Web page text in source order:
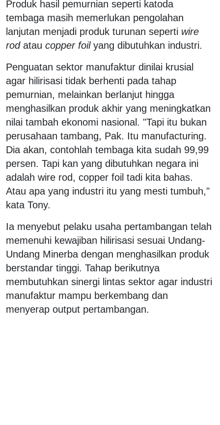
Produk hasil pemurnian seperti katoda
tembaga masih memerlukan pengolahan
lanjutan menjadi produk turunan seperti wire
rodatau copper foilyang dibutuhkan industri.
Penguatan sektor manufaktur dinilai krusial
agar hilirisasi tidak berhenti pada tahap
pemurnian, melainkan berlanjut hingga
menghasilkan produk akhir yang meningkatkan
nilai tambah ekonomi nasional. "Tapi itu bukan
perusahaan tambang, Pak. Itu manufacturing.
Dia akan, contohlah tembaga kita sudah 99,99
persen. Tapi kan yang dibutuhkan negara ini
adalah wire rod, copper foil tadi kita bahas.
Atau apa yang industri itu yang mesti tumbuh,"
kata Tony.
Ia menyebut pelaku usaha pertambangan telah
memenuhi kewajiban hilirisasi sesuai Undang-
Undang Minerba dengan menghasilkan produk
berstandar tinggi. Tahap berikutnya
membutuhkan sinergi lintas sektor agar industri
manufaktur mampu berkembang dan
menyerap output pertambangan.